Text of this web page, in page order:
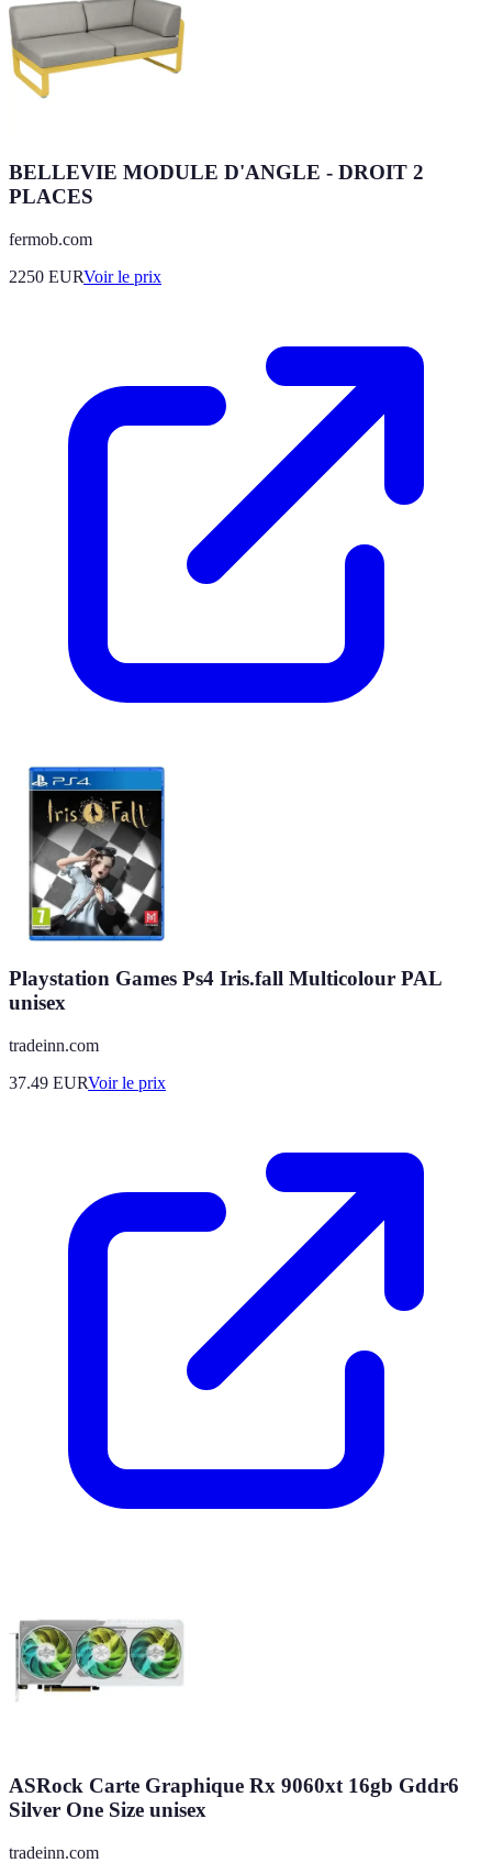
BELLEVIE MODULE D'ANGLE - DROIT 2
PLACES
fermob.com
2250 EURVoir le prix
Playstation Games Ps4 Iris.fall Multicolour PAL
unisex
tradeinn.com
37.49 EURVoir le prix
ASRock Carte Graphique Rx 9060xt 16gb Gddr6
Silver One Size unisex
tradeinn.com